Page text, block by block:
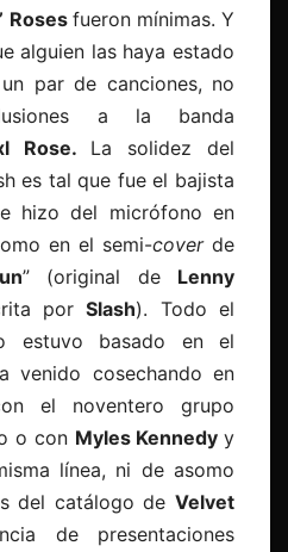
’ Roses fueron mínimas. Y
alguien las haya estado
par de canciones, no
a la banda
Rose. La solidez del
es tal que fue el bajista
hizo del micrófono en
en el semi-cover de
” (original de Lenny
porSlash). Todo el
estuvo basado en el
venido cosechando en
el noventero grupo
o con Myles Kennedyy
línea, ni de asomo
del catálogo de Velvet
de presentaciones